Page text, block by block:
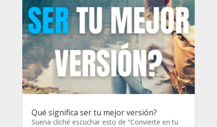
Qué significa ser tu mejor versión?
Suena cliché escuchar esto de “Convierte en tu